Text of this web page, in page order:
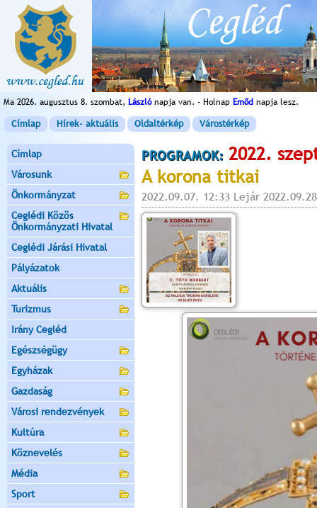
Ma 2026. augusztus 8. szombat, Lászlónapja van. - Holnap Emőd napja lesz.
Címlap Hírek- aktuális Oldaltérkép Várostérkép
Címlap
Városunk
Önkormányzat
Ceglédi Közös
Önkormányzati Hivatal
Ceglédi Járási Hivatal
Pályázatok
Aktuális
Turizmus
Irány Cegléd
Egészségügy
Egyházak
Gazdaság
Városi rendezvények
Kultúra
Köznevelés
Média
Sport
PROGRAMOK: 2022.
A korona titkai
2022.09.07. 12:33 Lejár